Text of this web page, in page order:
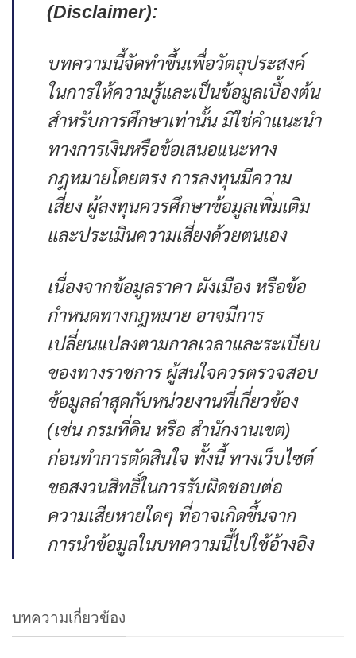
(Disclaimer):
บทความนี้จัดทำขึ้นเพื่อวัตถุประสงค์
ในการให้ความรู้และเป็นข้อมูลเบื้องต้น
สำหรับการศึกษาเท่านั้น มิใช่คำแนะนำ
ทางการเงินหรือข้อเสนอแนะทาง
กฎหมายโดยตรง การลงทุนมีความ
เสี่ยง ผู้ลงทุนควรศึกษาข้อมูลเพิ่มเติม
และประเมินความเสี่ยงด้วยตนเอง
เนื่องจากข้อมูลราคา ผังเมือง หรือข้อ
กำหนดทางกฎหมาย อาจมีการ
เปลี่ยนแปลงตามกาลเวลาและระเบียบ
ของทางราชการ ผู้สนใจควรตรวจสอบ
ข้อมูลล่าสุดกับหน่วยงานที่เกี่ยวข้อง
(เช่น กรมที่ดิน หรือ สำนักงานเขต)
ก่อนทำการตัดสินใจ ทั้งนี้ ทางเว็บไซต์
ขอสงวนสิทธิ์ในการรับผิดชอบต่อ
ความเสียหายใดๆ ที่อาจเกิดขึ้นจาก
การนำข้อมูลในบทความนี้ไปใช้อ้างอิง
บทความเกี่ยวข้อง